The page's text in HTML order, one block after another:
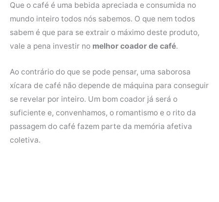
c
e
b
k
i
t
t
n
t
e
s
t
a
t
s
p
Que o café é uma bebida apreciada e consumida no
mundo inteiro todos nós sabemos. O que nem todos
sabem é que para se extrair o máximo deste produto,
vale a pena investir no melhor coador de café.
Ao contrário do que se pode pensar, uma saborosa
xícara de café não depende de máquina para conseguir
se revelar por inteiro. Um bom coador já será o
suficiente e, convenhamos, o romantismo e o rito da
passagem do café fazem parte da memória afetiva
coletiva.